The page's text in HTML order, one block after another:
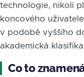
technologie, nikoli
koncového
v podobě vyššího
akademická
Co to